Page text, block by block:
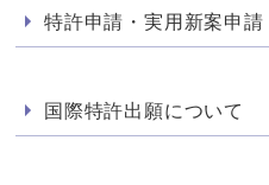
特許申請・実用新案申請
国際特許出願について